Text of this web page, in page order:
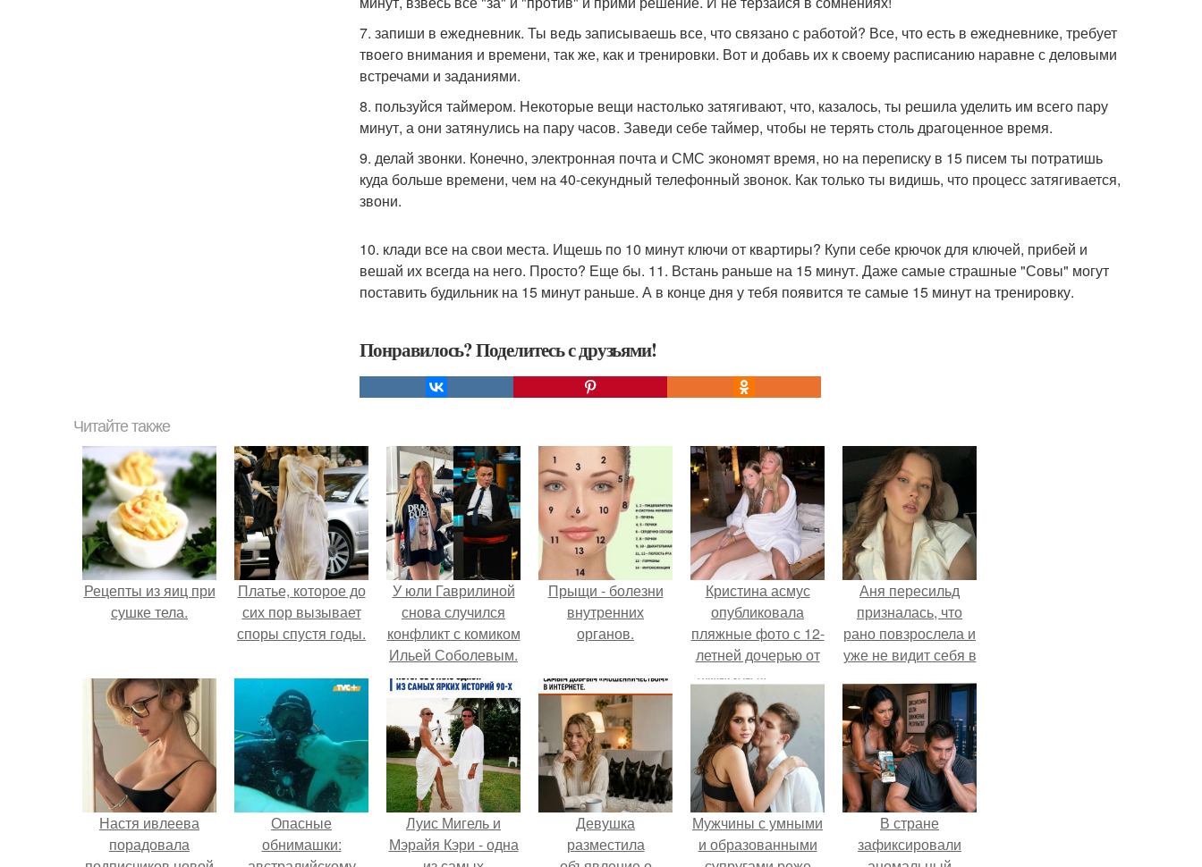
7. запиши в ежедневник. Ты ведь записываешь все, что связано с работой? Все, что есть в ежедневнике, требует
твоего внимания и времени, так же, как и тренировки. Вот и добавь их к своему расписанию наравне с деловыми
встречами и заданиями.
8. пользуйся таймером. Некоторые вещи настолько затягивают, что, казалось, ты решила уделить им всего пару
минут, а они затянулись на пару часов. Заведи себе таймер, чтобы не терять столь драгоценное время.
9. делай звонки. Конечно, электронная почта и СМС экономят время, но на переписку в 15 писем ты потратишь
куда больше времени, чем на 40-секундный телефонный звонок. Как только ты видишь, что процесс затягивается,
звони.
10. клади все на свои места. Ищешь по 10 минут ключи от квартиры? Купи себе крючок для ключей, прибей и
вешай их всегда на него. Просто? Еще бы. 11. Встань раньше на 15 минут. Даже самые страшные "Совы" могут
поставить будильник на 15 минут раньше. А в конце дня у тебя появится те самые 15 минут на тренировку.
Понравилось? Поделитесь с друзьями!
Читайте также
Рецепты из яиц при
сушке тела.
Платье, которое до
сих пор вызывает
споры спустя годы.
У юли Гаврилиной
снова случился
конфликт с комиком
Ильей Соболевым.
Прыщи - болезни
внутренних
органов.
Кристина асмус
опубликовала
пляжные фото с 12-
летней дочерью от
Гарика Харламова.
Аня пересильд
призналась, что
рано повзрослела и
уже не видит себя в
Настя ивлеева
порадовала
Опасные
обнимашки:
Луис Мигель и
Мэрайя Кэри - одна
Девушка
разместила
Мужчины с умными
и образованными
В стране
зафиксировали